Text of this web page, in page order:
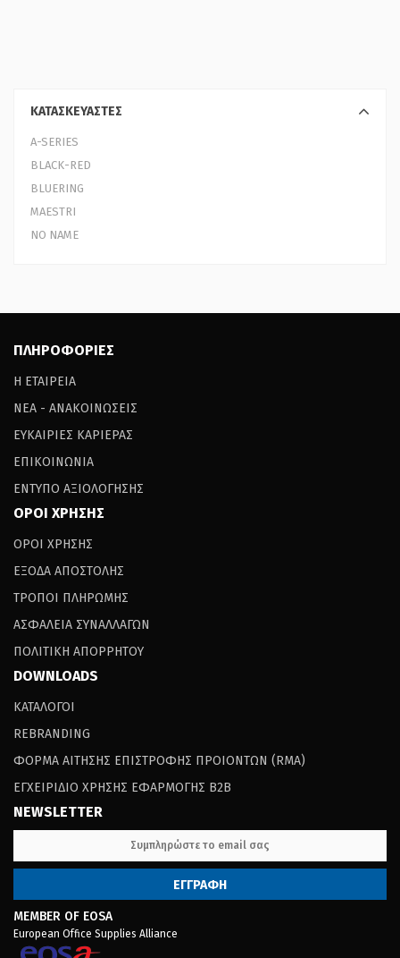
ΚΑΤΑΣΚΕΥΑΣΤΕΣ
A-SERIES
BLACK-RED
BLUERING
MAESTRI
NO NAME
ΠΛΗΡΟΦΟΡΙΕΣ
Η ΕΤΑΙΡΕΙΑ
ΝΕΑ - ΑΝΑΚΟΙΝΩΣΕΙΣ
ΕΥΚΑΙΡΙΕΣ ΚΑΡΙΕΡΑΣ
ΕΠΙΚΟΙΝΩΝΙΑ
ΕΝΤΥΠΟ ΑΞΙΟΛΟΓΗΣΗΣ
ΟΡΟΙ ΧΡΗΣΗΣ
ΟΡΟΙ ΧΡΗΣΗΣ
ΕΞΟΔΑ ΑΠΟΣΤΟΛΗΣ
ΤΡΟΠΟΙ ΠΛΗΡΩΜΗΣ
ΑΣΦΑΛΕΙΑ ΣΥΝΑΛΛΑΓΩΝ
ΠΟΛΙΤΙΚΗ ΑΠΟΡΡΗΤΟΥ
DOWNLOADS
ΚΑΤΑΛΟΓΟΙ
REBRANDING
ΦΟΡΜΑ ΑΙΤΗΣΗΣ ΕΠΙΣΤΡΟΦΗΣ ΠΡΟΙΟΝΤΩΝ (RΜΑ)
ΕΓΧΕΙΡΙΔΙΟ ΧΡΗΣΗΣ ΕΦΑΡΜΟΓΗΣ B2B
NEWSLETTER
MEMBER OF EOSA
European Office Supplies Alliance